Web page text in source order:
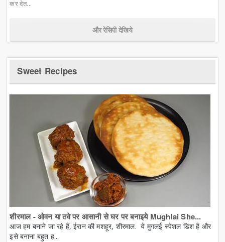
कर देत...
और रेसिपी देखिये
Sweet Recipes
शीरमाल - ओवन या तवे पर आसानी से घर पर बनाइये Mughlai She...
आज हम बनाने जा रहे हैं, ईरान की मशहूर, शीरमाल. ये मुगलई स्पेशल डिश है और
इसे बनाना बहुत ह...